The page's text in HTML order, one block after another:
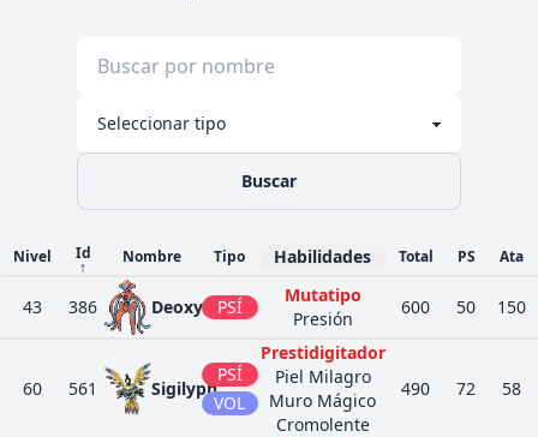
Buscar
Nivel Id
↑
Nombre Tipo Habilidades Total PS Ata
43 386 Deoxys PSÍ
Mutatipo
Presión
600 50 150
60 561 Sigilyph
PSÍ
VOL
Prestidigitador
Piel Milagro
Muro Mágico
Cromolente
490 72 58